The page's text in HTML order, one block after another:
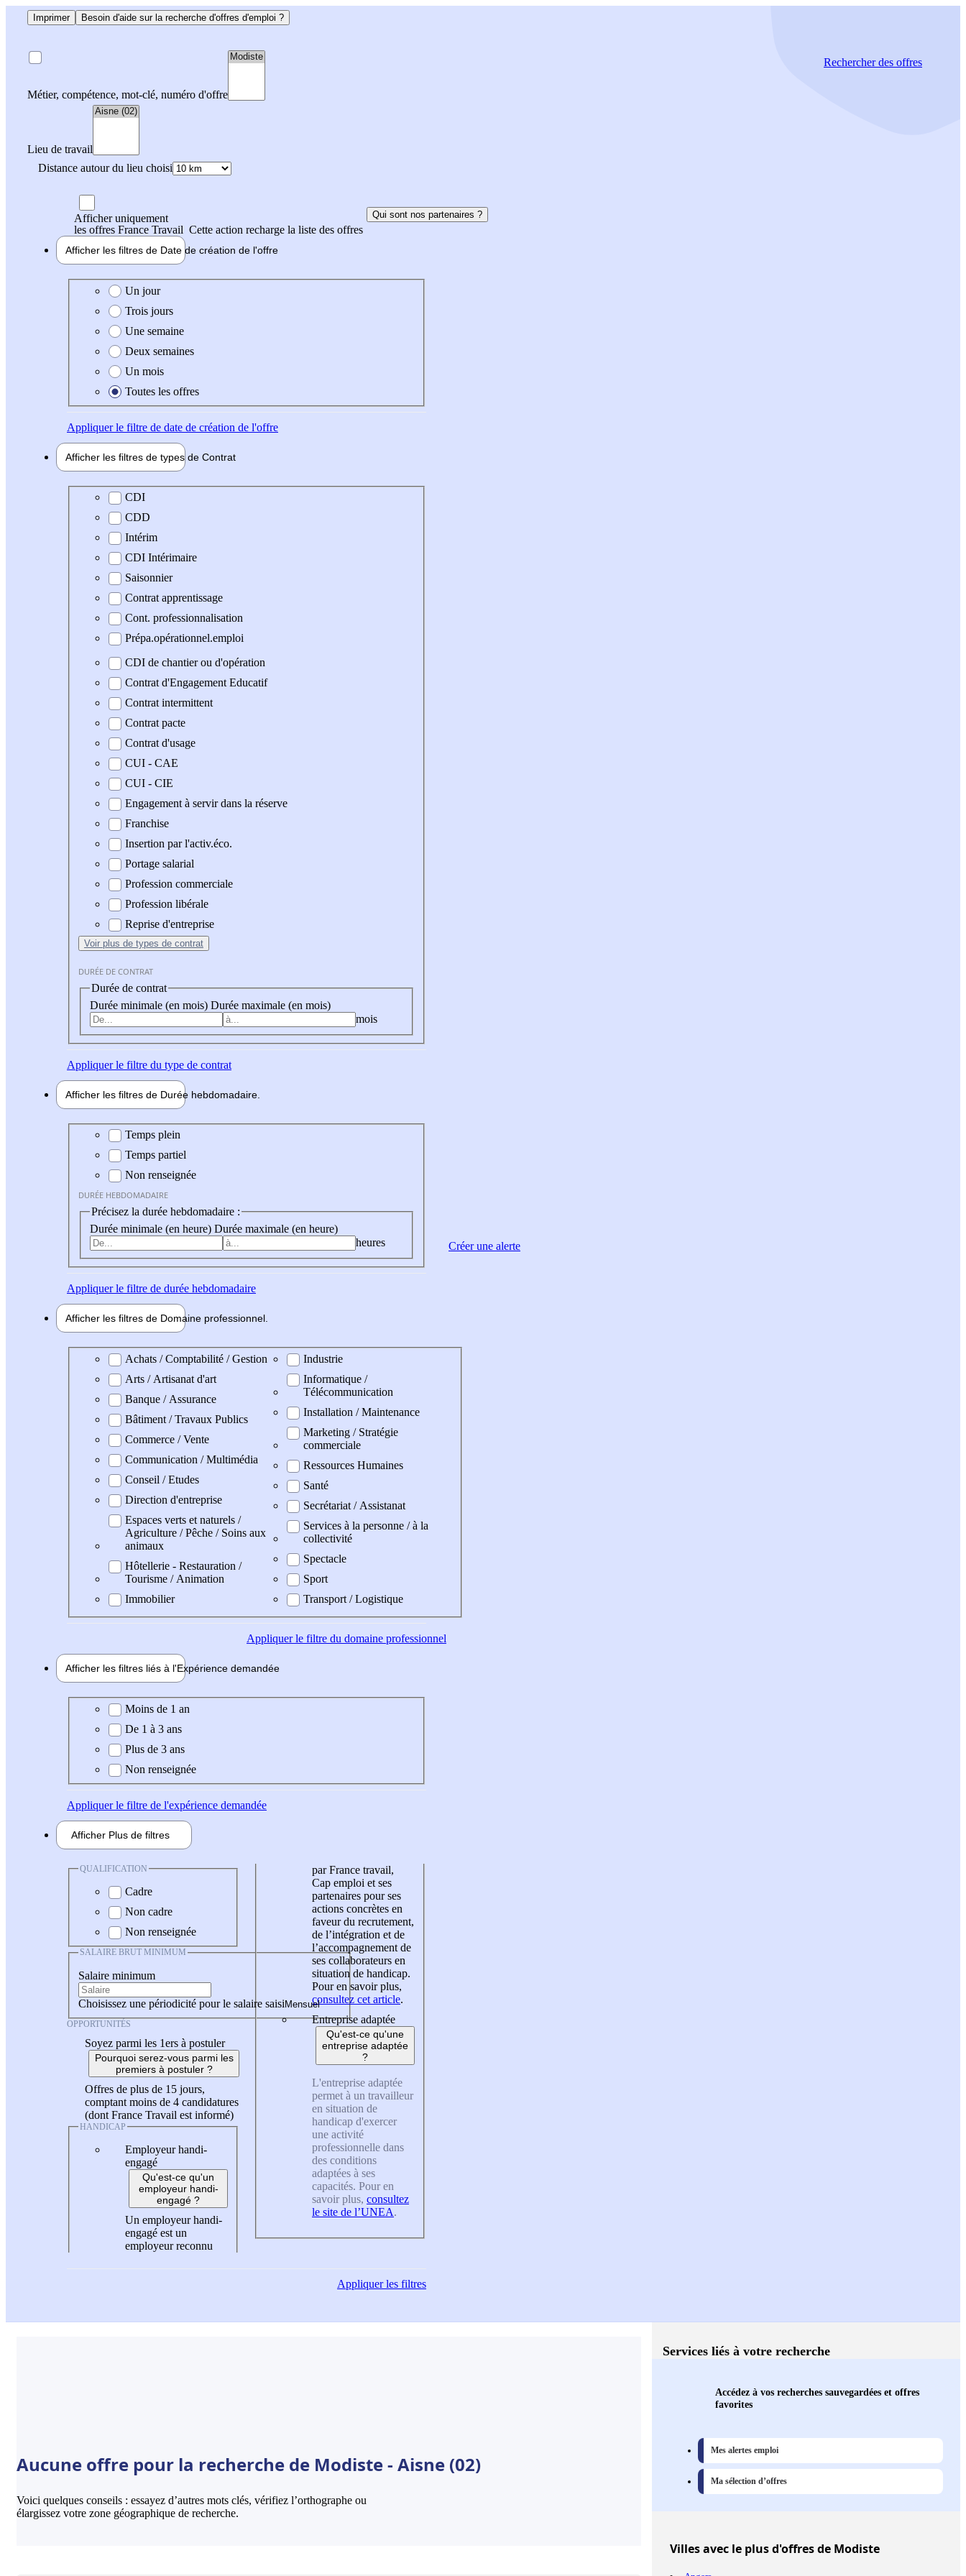
Imprimer Besoin d'aide sur la recherche d'offres d'emploi ?
Métier, compétence, mot-clé, numéro d'offre
Lieu de travail
Distance autour du lieu choisi
Rechercherdes offres
Afficher uniquement
les offres France Travail Cette action recharge la liste des offres
Qui sont nos partenaires ?
Afficher les filtres de Date de création de l'offre
Date de création de l'offre
Un jour
Trois jours
Une semaine
Deux semaines
Un mois
Toutes les offres
Appliquerle filtre de date de création de l'offre
Afficher les filtres de types de Contrat
Type de contrat
CDI
CDD
Intérim
CDI Intérimaire
Saisonnier
Contrat apprentissage
Cont. professionnalisation
Prépa.opérationnel.emploi
CDI de chantier ou d'opération
Contrat d'Engagement Educatif
Contrat intermittent
Contrat pacte
Contrat d'usage
CUI - CAE
CUI - CIE
Engagement à servir dans la réserve
Franchise
Insertion par l'activ.éco.
Portage salarial
Profession commerciale
Profession libérale
Reprise d'entreprise
Voir plus de types de contrat
DURÉE DE CONTRAT
Durée de contrat
Durée minimale (en mois) Durée maximale (en mois)
mois
Appliquerle filtre du type de contrat
Afficher les filtres de Durée hebdomadaire
Durée hebdomadaire
Temps plein
Temps partiel
Non renseignée
DURÉE HEBDOMADAIRE
Précisez la durée hebdomadaire :
Durée minimale (en heure) Durée maximale (en heure)
heures
Appliquerle filtre de durée hebdomadaire
Afficher les filtres de Domaine professionnel
Domaine professionel
Achats / Comptabilité / Gestion
Arts / Artisanat d'art
Banque / Assurance
Bâtiment / Travaux Publics
Commerce / Vente
Communication / Multimédia
Conseil / Etudes
Direction d'entreprise
Espaces verts et naturels /
Agriculture / Pêche / Soins aux
animaux
Hôtellerie - Restauration /
Tourisme / Animation
Immobilier
Industrie
Informatique /
Télécommunication
Installation / Maintenance
Marketing / Stratégie
commerciale
Ressources Humaines
Santé
Secrétariat / Assistanat
Services à la personne / à la
collectivité
Spectacle
Sport
Transport / Logistique
Appliquerle filtre du domaine professionnel
Afficher les filtres liés à l'Expérience demandée
Expérience demandée
Moins de 1 an
De 1 à 3 ans
Plus de 3 ans
Non renseignée
Appliquerle filtre de l'expérience demandée
Afficher Plus de filtres
QUALIFICATION
Cadre
Non cadre
Non renseignée
SALAIRE BRUT MINIMUM
Salaire minimum
Choisissez une périodicité pour le salaire saisi
OPPORTUNITÉS
Soyez parmi les 1ers à postuler
Pourquoi serez-vous parmi les
premiers à postuler ?
Offres de plus de 15 jours,
comptant moins de 4 candidatures
(dont France Travail est informé)
HANDICAP
Employeur handi-
engagé
Qu'est-ce qu'un
employeur handi-
engagé ?
Un employeur handi-
engagé est un
employeur reconnu
par France travail,
Cap emploi et ses
partenaires pour ses
actions concrètes en
faveur du recrutement,
de l’intégration et de
l’accompagnement de
ses collaborateurs en
situation de handicap.
Pour en savoir plus,
consultez cet article.
Entreprise adaptée
Qu'est-ce qu'une
entreprise adaptée
?
L'entreprise adaptée
permet à un travailleur
en situation de
handicap d'exercer
une activité
professionnelle dans
des conditions
adaptées à ses
capacités. Pour en
savoir plus, consultez
le site de l’UNEA.
Appliquerles filtres
Créer une alerte
Aucune offre pour la recherche de Modiste - Aisne (02)
Voici quelques conseils : essayez d’autres mots clés, vérifiez l’orthographe ou
élargissez votre zone géographique de recherche.
Services liés à votre recherche
Accédez à vos recherches sauvegardées et offres
favorites
Mes alertes emploi
Ma sélection d’offres
Villesavec le plus d'offres de Modiste